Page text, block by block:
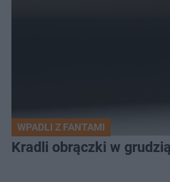
WPADLI Z FANTAMI
Kradli obrączki w